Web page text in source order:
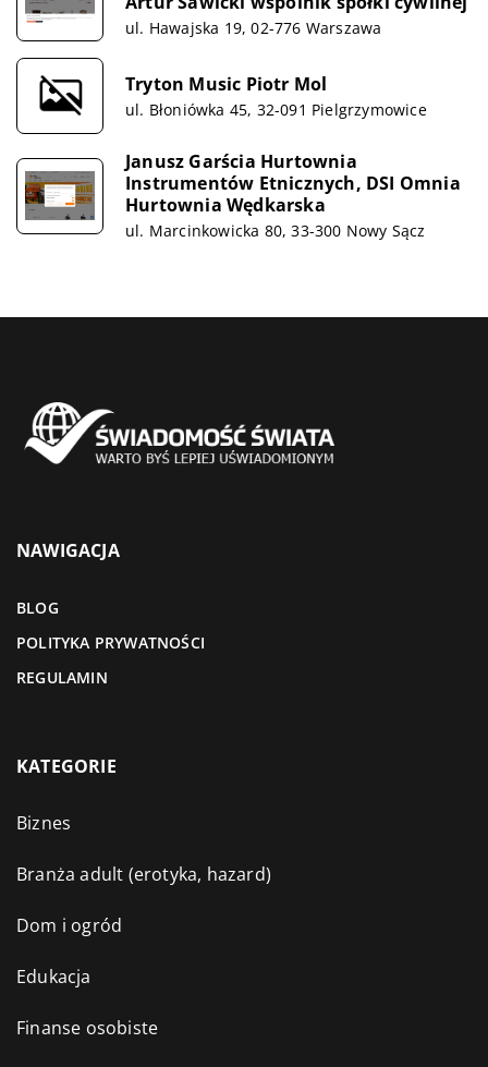
ul. Hawajska 19, 02-776 Warszawa
Tryton Music Piotr Mol
ul. Błoniówka 45, 32-091 Pielgrzymowice
Janusz Garścia Hurtownia
Instrumentów Etnicznych, DSI Omnia
Hurtownia Wędkarska
ul. Marcinkowicka 80, 33-300 Nowy Sącz
NAWIGACJA
BLOG
POLITYKA PRYWATNOŚCI
REGULAMIN
KATEGORIE
Biznes
Branża adult (erotyka, hazard)
Dom i ogród
Edukacja
Finanse osobiste